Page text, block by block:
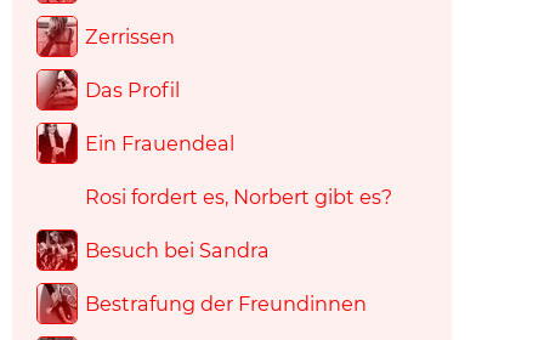
Zerrissen
Das Profil
Ein Frauendeal
Rosi fordert es, Norbert gibt es?
Besuch bei Sandra
Bestrafung der Freundinnen